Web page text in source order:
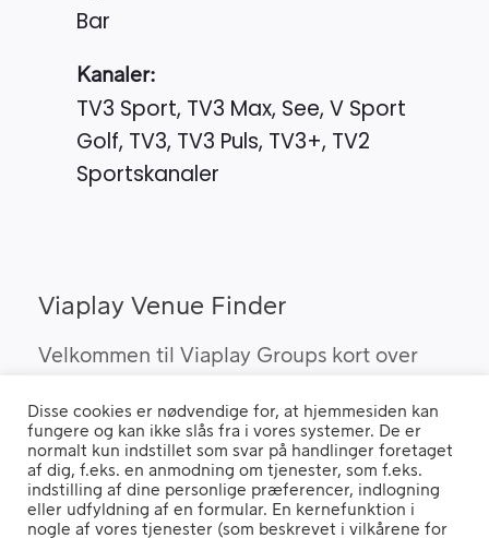
Bar
Kanaler:
TV3 Sport, TV3 Max, See, V Sport
Golf, TV3, TV3 Puls, TV3+, TV2
Sportskanaler
Viaplay Venue Finder
Velkommen til Viaplay Groups kort over
finde barer, pubber og hoteller, som kan
vise Viaplay’s sportsrettigheder i Danmark.
Hvis du benytter en "Ad Blocker" vil du opleve, at siden ikke fungerer
Disse cookies er nødvendige for, at hjemmesiden kan
fungere og kan ikke slås fra i vores systemer. De er
normalt kun indstillet som svar på handlinger foretaget
af dig, f.eks. en anmodning om tjenester, som f.eks.
indstilling af dine personlige præferencer, indlogning
eller udfyldning af en formular. En kernefunktion i
nogle af vores tjenester (som beskrevet i vilkårene for